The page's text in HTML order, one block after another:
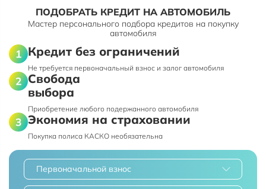
ПОДОБРАТЬ КРЕДИТ НА АВТОМОБИЛЬ
Мастер персонального подбора кредитов на покупку
автомобиля
Кредит без ограничений
Не требуется первоначальный взнос и залог автомобиля
Свобода
выбора
Приобретение любого подержанного автомобиля
Экономия на страховании
Покупка полиса КАСКО необязательна
Первоначальной взнос